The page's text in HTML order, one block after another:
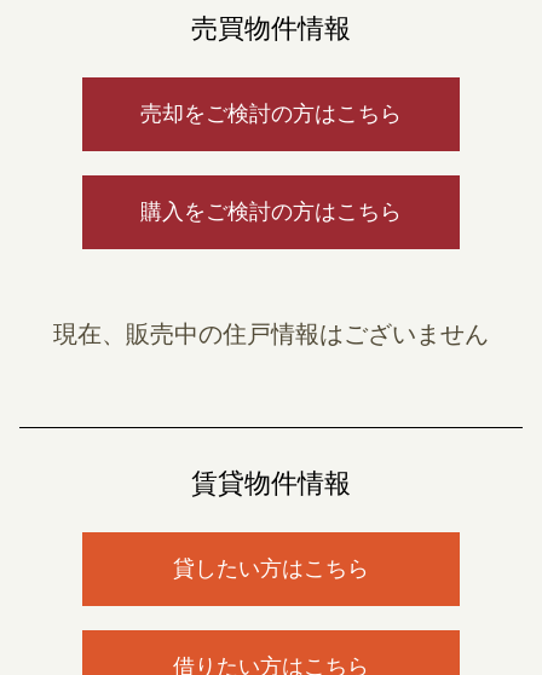
売買物件情報
売却をご検討の方はこちら
購入をご検討の方はこちら
現在、販売中の住戸情報はございません
賃貸物件情報
貸したい方はこちら
借りたい方はこちら